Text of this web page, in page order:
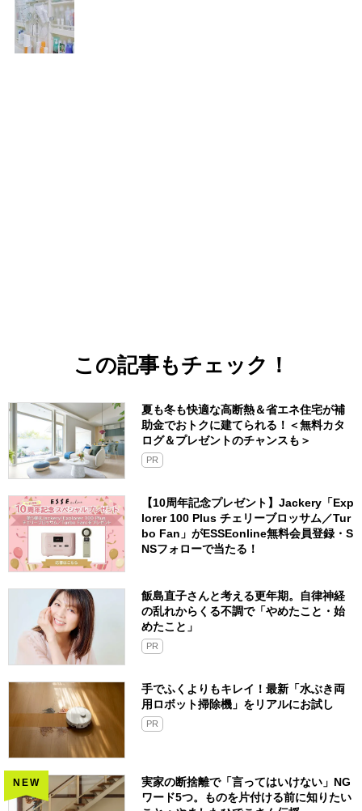
この記事もチェック！
夏も冬も快適な高断熱＆省エネ住宅が補
助金でおトクに建てられる！＜無料カタ
ログ＆プレゼントのチャンスも＞
PR
【10周年記念プレゼント】Jackery「Exp
lorer 100 Plus チェリーブロッサム／Tur
bo Fan」がESSEonline無料会員登録・S
NSフォローで当たる！
飯島直子さんと考える更年期。自律神経
の乱れからくる不調で「やめたこと・始
めたこと」
PR
手でふくよりもキレイ！最新「水ぶき両
用ロボット掃除機」をリアルにお試し
PR
NEW
実家の断捨離で「言ってはいけない」NG
ワード5つ。ものを片付ける前に知りたい